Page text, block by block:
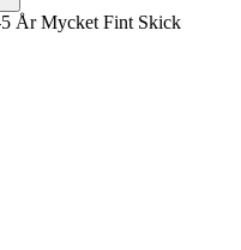
År Mycket Fint Skick